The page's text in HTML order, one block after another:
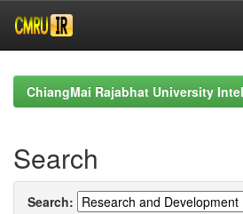
navigationChiangMai Rajabhat University
Search
Search: